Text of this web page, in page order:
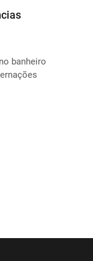
banheiro